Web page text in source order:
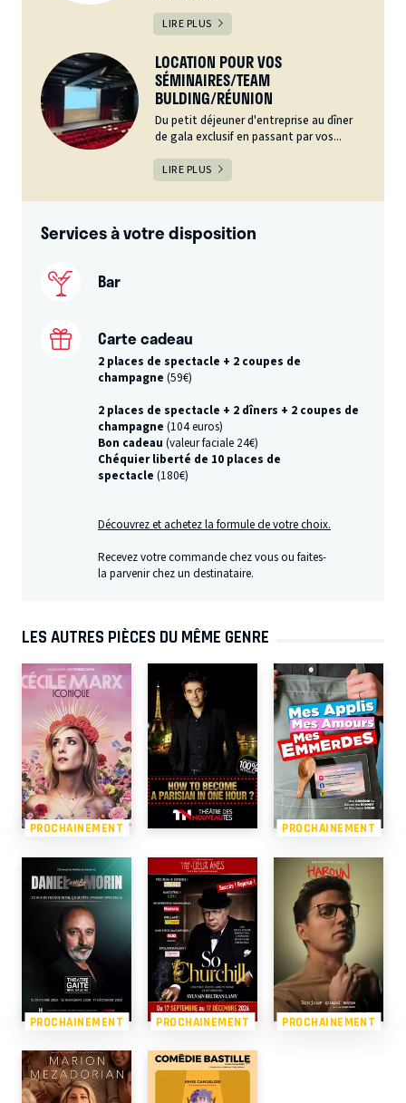
LIRE PLUS
LOCATION POUR VOS
SÉMINAIRES/TEAM
BULDING/RÉUNION
Du petit déjeuner d'entreprise au dîner
de gala exclusif en passant par vos...
LIRE PLUS
Services à votre disposition
Bar
Carte cadeau
2 places de spectacle + 2 coupes de
champagne (59€)
2 places de spectacle + 2 dîners + 2 coupes de
champagne (104 euros)
Bon cadeau (valeur faciale 24€)
Chéquier liberté de 10 places de
spectacle(180€)
Découvrez et achetez la formule de votre choix.
Recevez votre commande chez vous ou faites-
la parvenir chez un destinataire.
LES AUTRES PIÈCES DU MÊME GENRE
PROCHAINEMENT PROCHAINEMENT
PROCHAINEMENT PROCHAINEMENT PROCHAINEMENT